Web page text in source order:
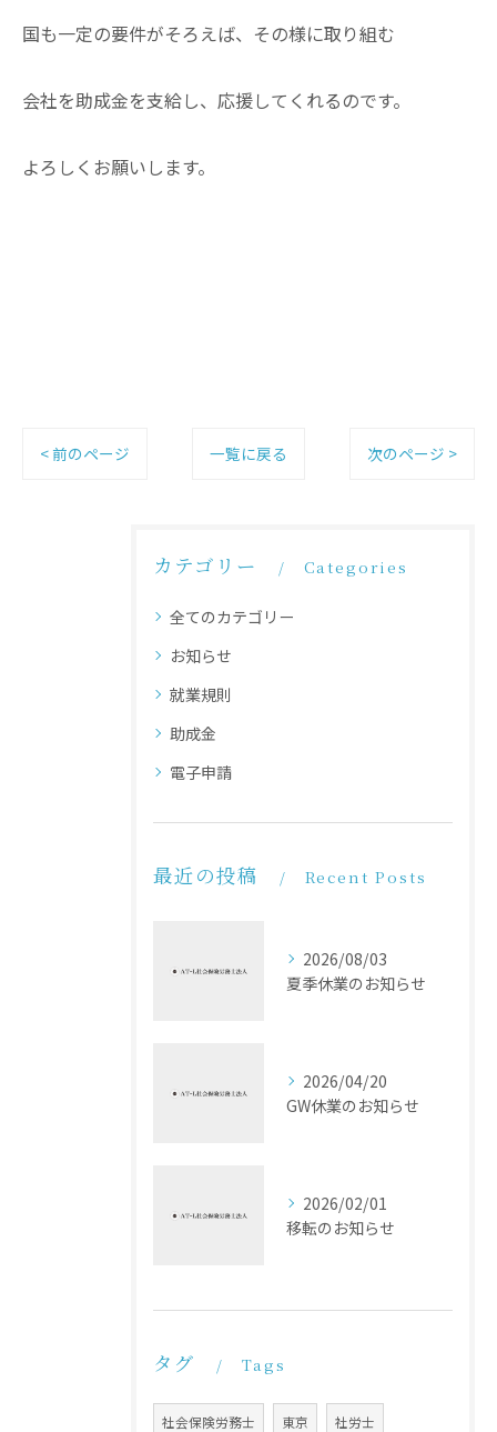
国も一定の要件がそろえば、その様に取り組む
会社を助成金を支給し、応援してくれるのです。
よろしくお願いします。
< 前のページ 一覧に戻る 次のページ >
カテゴリー Categories
全てのカテゴリー
お知らせ
就業規則
助成金
電子申請
最近の投稿 Recent Posts
2026/08/03
夏季休業のお知らせ
2026/04/20
GW休業のお知らせ
2026/02/01
移転のお知らせ
タグ Tags
社会保険労務士 東京 社労士